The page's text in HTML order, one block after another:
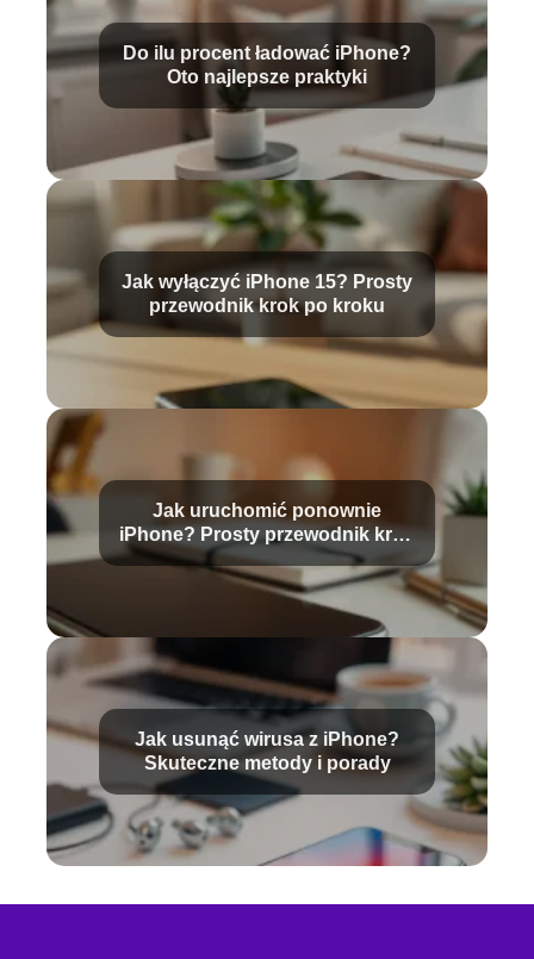
Do ilu procent ładować iPhone?
Oto najlepsze praktyki
Jak wyłączyć iPhone 15? Prosty
przewodnik krok po kroku
Jak uruchomić ponownie
iPhone? Prosty przewodnik krok
po kroku
Jak usunąć wirusa z iPhone?
Skuteczne metody i porady